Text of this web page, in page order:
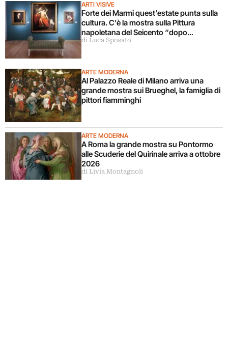
ARTI VISIVE
Forte dei Marmi quest’estate punta sulla
cultura. C’è la mostra sulla Pittura
napoletana del Seicento “dopo
Caravaggio”
di Luca Sposato
ARTE MODERNA
Al Palazzo Reale di Milano arriva una
grande mostra sui Brueghel, la famiglia di
pittori fiamminghi
ARTE MODERNA
A Roma la grande mostra su Pontormo
alle Scuderie del Quirinale arriva a ottobre
2026
di Livia Montagnoli